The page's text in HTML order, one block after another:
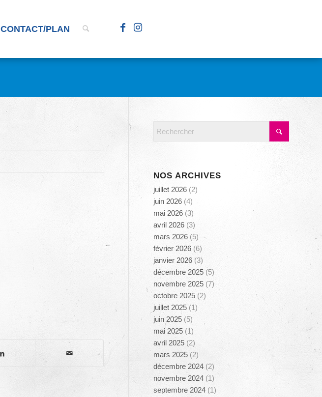
CONTACT/PLAN
NOS ARCHIVES
juillet 2026 (2)
juin 2026 (4)
mai 2026 (3)
avril 2026 (3)
mars 2026 (5)
février 2026 (6)
janvier 2026 (3)
décembre 2025 (5)
novembre 2025 (7)
octobre 2025 (2)
juillet 2025 (1)
juin 2025 (5)
mai 2025 (1)
avril 2025 (2)
mars 2025 (2)
décembre 2024 (2)
novembre 2024 (1)
septembre 2024 (1)